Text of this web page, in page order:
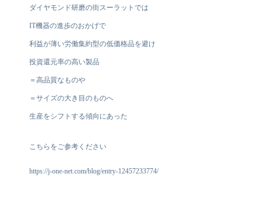
ダイヤモンド研磨の街スーラットでは
IT機器の進歩のおかげで
利益が薄い労働集約型の低価格品を避け
投資還元率の高い製品
＝高品質なものや
＝サイズの大き目のものへ
生産をシフトする傾向にあった
こちらをご参考ください
https://j-one-net.com/blog/entry-12457233774/